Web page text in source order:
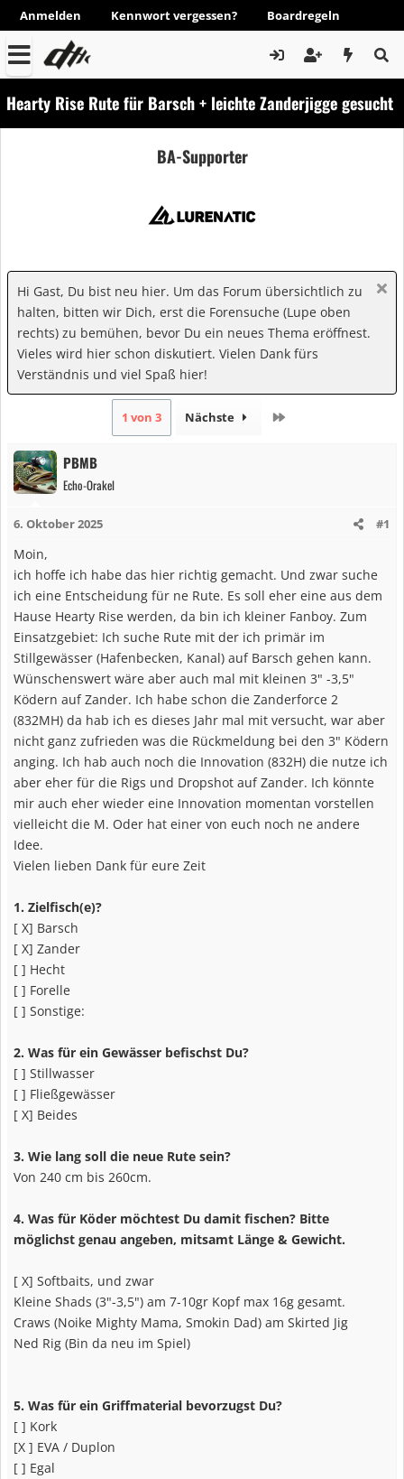
Anmelden Kennwort vergessen? Boardregeln
Hearty Rise Rute für Barsch + leichte Zanderjigge gesucht
BA-Supporter
Hi Gast, Du bist neu hier. Um das Forum übersichtlich zu
halten, bitten wir Dich, erst die Forensuche (Lupe oben
rechts) zu bemühen, bevor Du ein neues Thema eröffnest.
Vieles wird hier schon diskutiert. Vielen Dank fürs
Verständnis und viel Spaß hier!
1 von 3 Nächste
PBMB
Echo-Orakel
6. Oktober 2025 #1
Moin,
ich hoffe ich habe das hier richtig gemacht. Und zwar suche
ich eine Entscheidung für ne Rute. Es soll eher eine aus dem
Hause Hearty Rise werden, da bin ich kleiner Fanboy. Zum
Einsatzgebiet: Ich suche Rute mit der ich primär im
Stillgewässer (Hafenbecken, Kanal) auf Barsch gehen kann.
Wünschenswert wäre aber auch mal mit kleinen 3" -3,5"
Ködern auf Zander. Ich habe schon die Zanderforce 2
(832MH) da hab ich es dieses Jahr mal mit versucht, war aber
nicht ganz zufrieden was die Rückmeldung bei den 3" Ködern
anging. Ich hab auch noch die Innovation (832H) die nutze ich
aber eher für die Rigs und Dropshot auf Zander. Ich könnte
mir auch eher wieder eine Innovation momentan vorstellen
vielleicht die M. Oder hat einer von euch noch ne andere
Idee.
Vielen lieben Dank für eure Zeit
1. Zielfisch(e)?
[ X] Barsch
[ X] Zander
[ ] Hecht
[ ] Forelle
[ ] Sonstige:
2. Was für ein Gewässer befischst Du?
[ ] Stillwasser
[ ] Fließgewässer
[ X] Beides
3. Wie lang soll die neue Rute sein?
Von 240 cm bis 260cm.
4. Was für Köder möchtest Du damit fischen? Bitte
möglichst genau angeben, mitsamt Länge & Gewicht.
[ X] Softbaits, und zwar
Kleine Shads (3"-3,5") am 7-10gr Kopf max 16g gesamt.
Craws (Noike Mighty Mama, Smokin Dad) am Skirted Jig
Ned Rig (Bin da neu im Spiel)
5. Was für ein Griffmaterial bevorzugst Du?
[ ] Kork
[X ] EVA / Duplon
[ ] Egal